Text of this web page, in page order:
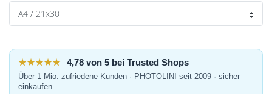
★★★★★ 4,78 von 5 bei Trusted Shops
Über 1 Mio. zufriedene Kunden · PHOTOLINI seit 2009 · sicher
einkaufen